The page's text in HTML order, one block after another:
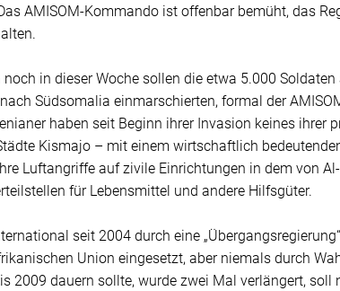
AMISOM-Kommando ist offenbar bemüht, das
in dieser Woche sollen die etwa 5.000
Südsomalia einmarschierten, formal der
haben seit Beginn ihrer Invasion keines ihrer
Kismajo – mit einem wirtschaftlich
Luftangriffe auf zivile Einrichtungen in dem von
für Lebensmittel und andere Hilfsgüter.
seit 2004 durch eine
Union eingesetzt, aber niemals durch
2009 dauern sollte, wurde zwei Mal verlängert, soll